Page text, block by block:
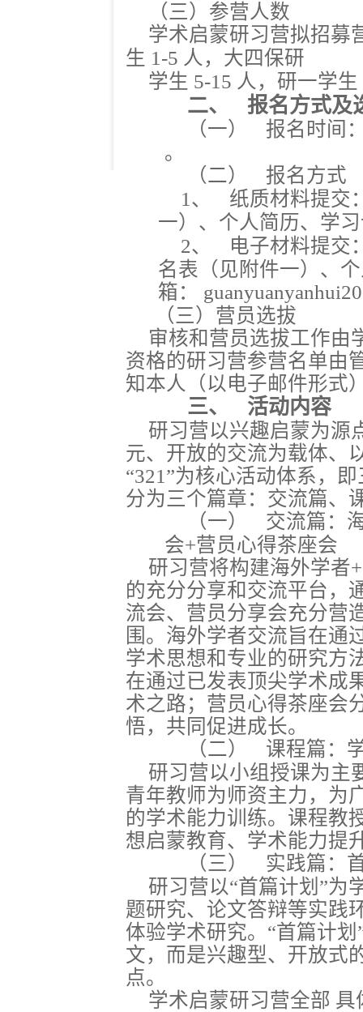
（三）参营人数
学术启蒙研习营拟招募
生 1-5 人，大四保研
学生 5-15 人，研一学生
二、 报名方式及
（一）
报名时间
。
（二）
报名方式
1、
纸质材料提交
一）、个人简历、学
2、
电子材料提交
名表（见附件一）、
箱：
（三）营员选拔
审核和营员选拔工作由
资格的研习营参营名单由
知本人（以电子邮件形式
三、 活动内容
研习营以兴趣启蒙为源
元、开放的交流为载体、
“321”为核心活动体系，
分为三个篇章：交流篇、
（一）
交流篇：
会+营员心得茶座会
研习营将构建海外学者
的充分分享和交流平台，
流会、营员分享会充分营
围。海外学者交流旨在通
学术思想和专业的研究方
在通过已发表顶尖学术成
术之路；营员心得茶座会
悟，共同促进成长。
（二）
课程篇：
研习营以小组授课为主
青年教师为师资主力，为
的学术能力训练。课程教
想启蒙教育、学术能力提
（三）
实践篇：
研习营以“首篇计划”为
题研究、论文答辩等实践
体验学术研究。“首篇计
文，而是兴趣型、开放式
点。
学术启蒙研习营全部 具